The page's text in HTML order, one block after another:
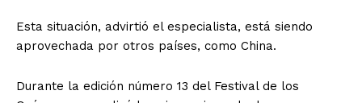
Esta situación, advirtió el especialista, está siendo
aprovechada por otros países, como China.
Durante la edición número 13 del Festival de los